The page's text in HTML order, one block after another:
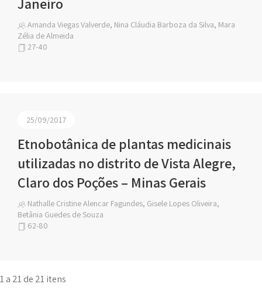
Amanda Viegas Valverde, Nina Cláudia Barboza da Silva, Mara
Zélia de Almeida
27-40
25/09/2017
Etnobotânica de plantas medicinais
utilizadas no distrito de Vista Alegre,
Claro dos Poções – Minas Gerais
Nathalle Cristine Alencar Fagundes, Gisele Lopes Oliveira,
Betânia Guedes de Souza
62-80
1 a 21 de 21 itens